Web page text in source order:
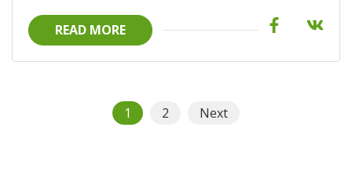
READ MORE
Пагинация
Page
1 Page
2 Next